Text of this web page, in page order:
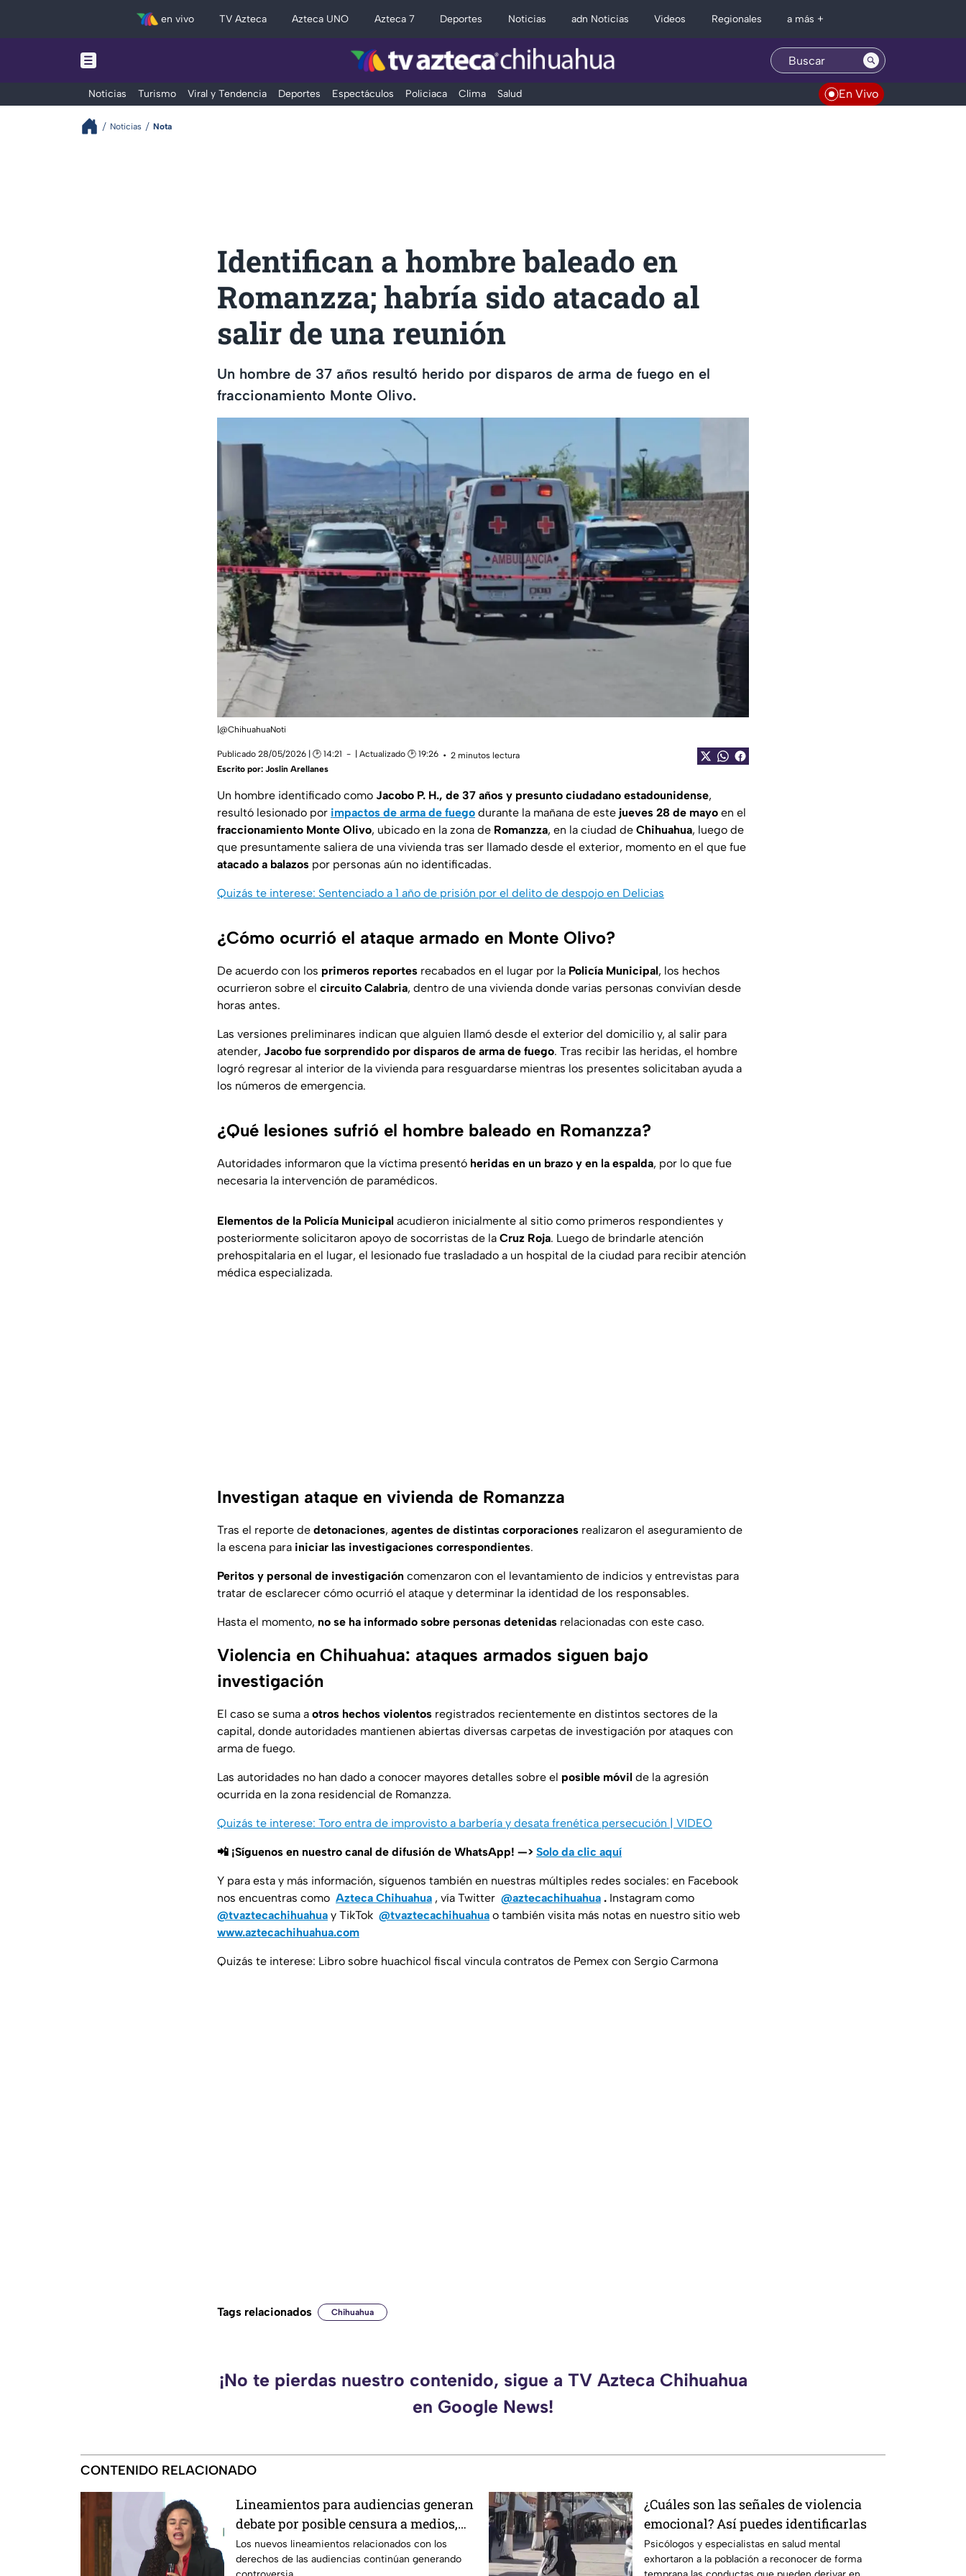
en vivo TV Azteca Azteca UNO Azteca 7 Deportes Noticias adn Noticias Videos Regionales a más +
Noticias Turismo Viral y Tendencia Deportes Espectáculos Policiaca Clima Salud En Vivo
Noticias Nota
Identifican a hombre baleado en
Romanzza; habría sido atacado al
salir de una reunión
Un hombre de 37 años resultó herido por disparos de arma de fuego en el
fraccionamiento Monte Olivo.
|@ChihuahuaNoti
Publicado 28/05/2026 | 🕑 14:21 | Actualizado 🕑 19:26
2 minutos lectura
Escrito por: Joslin Arellanes
Un hombre identificado como Jacobo P. H., de 37 años y presunto ciudadano estadounidense,
resultó lesionado por impactos de arma de fuego durante la mañana de este jueves 28 de mayo en el
fraccionamiento Monte Olivo, ubicado en la zona de Romanzza, en la ciudad de Chihuahua, luego de
que presuntamente saliera de una vivienda tras ser llamado desde el exterior, momento en el que fue
atacado a balazos por personas aún no identificadas.
Quizás te interese: Sentenciado a 1 año de prisión por el delito de despojo en Delicias
¿Cómo ocurrió el ataque armado en Monte Olivo?
De acuerdo con los primeros reportes recabados en el lugar por la Policía Municipal, los hechos
ocurrieron sobre el circuito Calabria, dentro de una vivienda donde varias personas convivían desde
horas antes.
Las versiones preliminares indican que alguien llamó desde el exterior del domicilio y, al salir para
atender, Jacobo fue sorprendido por disparos de arma de fuego. Tras recibir las heridas, el hombre
logró regresar al interior de la vivienda para resguardarse mientras los presentes solicitaban ayuda a
los números de emergencia.
¿Qué lesiones sufrió el hombre baleado en Romanzza?
Autoridades informaron que la víctima presentó heridas en un brazo y en la espalda, por lo que fue
necesaria la intervención de paramédicos.
Elementos de la Policía Municipal acudieron inicialmente al sitio como primeros respondientes y
posteriormente solicitaron apoyo de socorristas de la Cruz Roja. Luego de brindarle atención
prehospitalaria en el lugar, el lesionado fue trasladado a un hospital de la ciudad para recibir atención
médica especializada.
Investigan ataque en vivienda de Romanzza
Tras el reporte de detonaciones, agentes de distintas corporaciones realizaron el aseguramiento de
la escena para iniciar las investigaciones correspondientes.
Peritos y personal de investigación comenzaron con el levantamiento de indicios y entrevistas para
tratar de esclarecer cómo ocurrió el ataque y determinar la identidad de los responsables.
Hasta el momento, no se ha informado sobre personas detenidas relacionadas con este caso.
Violencia en Chihuahua: ataques armados siguen bajo
investigación
El caso se suma a otros hechos violentos registrados recientemente en distintos sectores de la
capital, donde autoridades mantienen abiertas diversas carpetas de investigación por ataques con
arma de fuego.
Las autoridades no han dado a conocer mayores detalles sobre el posible móvil de la agresión
ocurrida en la zona residencial de Romanzza.
Quizás te interese: Toro entra de improvisto a barbería y desata frenética persecución | VIDEO
📲 ¡Síguenos en nuestro canal de difusión de WhatsApp! —> Solo da clic aquí
Y para esta y más información, síguenos también en nuestras múltiples redes sociales: en Facebook
nos encuentras como Azteca Chihuahua , vía Twitter @aztecachihuahua . Instagram como
@tvaztecachihuahua y TikTok @tvaztecachihuahua o también visita más notas en nuestro sitio web
www.aztecachihuahua.com
Quizás te interese: Libro sobre huachicol fiscal vincula contratos de Pemex con Sergio Carmona
Tags relacionados Chihuahua
¡No te pierdas nuestro contenido, sigue a TV Azteca Chihuahua
en Google News!
CONTENIDO RELACIONADO
Lineamientos para audiencias generan
debate por posible censura a medios,
según críticas
Los nuevos lineamientos relacionados con los
derechos de las audiencias continúan generando
¿Cuáles son las señales de violencia
emocional? Así puedes identificarlas
Psicólogos y especialistas en salud mental
exhortaron a la población a reconocer de forma